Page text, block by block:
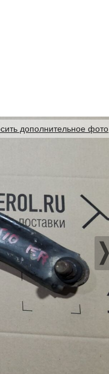
дополнительное фото